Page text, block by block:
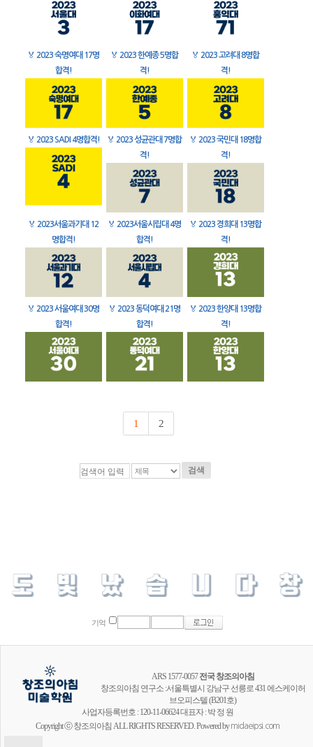
🏅 2023 숙명여대 17명
합격!
🏅 2023 한예종 5명합
격!
🏅 2023 고려대 8명합
격!
🏅 2023 SADI 4명합격! 🏅 2023 성균관대 7명합
격!
🏅 2023 국민대 18명합
격!
🏅 2023서울과기대 12
명합격!
🏅 2023서울시립대 4명
합격!
🏅 2023 경희대 13명합
격!
🏅 2023 서울여대 30명
합격!
🏅 2023 동덕여대 21명
합격!
🏅 2023 한양대 13명합
격!
1 2
검색
기억
ARS 1577-0057전국 창조의아침
창조의아침 연구소 :서울특별시 강남구 선릉로 431 에스케이허
브오피스텔 (B201호)
사업자등록번호 : 120-11-06624 대표자 : 박 정 원
Copyright ⓒ 창조의아침 ALL RIGHTS RESERVED. Powered bymidaeipsi.com